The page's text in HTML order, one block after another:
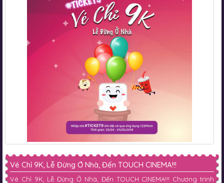
Vé Chỉ 9K, Lễ Đừng Ở Nhà, Đến TOUCH CINEMA!!!
Vé Chỉ 9K, Lễ Đừng Ở Nhà, Đến TOUCH CINEMA!!! Chương trình